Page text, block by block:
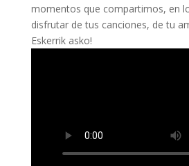
momentos que compartimos, en
disfrutar de tus canciones, de tu
Eskerrik asko!